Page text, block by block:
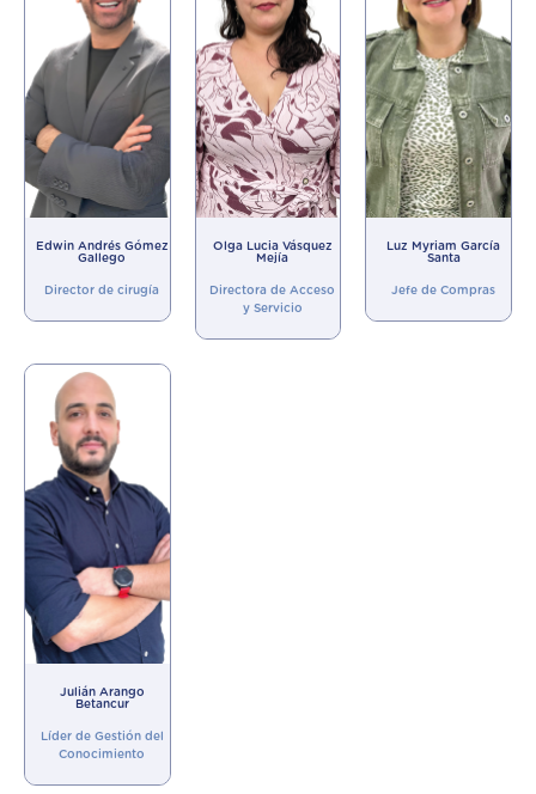
Edwin Andrés Gómez
Gallego
Director de cirugía
Olga Lucia Vásquez
Mejía
Directora de Acceso
y Servicio
Luz Myriam García
Santa
Jefe de Compras
Julián Arango
Betancur
Líder de Gestión del
Conocimiento